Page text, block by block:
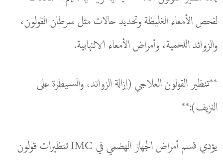
لفحص الأمعاء الغليظة وتحديد حالات مثل سرطان القولون،
والزوائد اللحمية، وأمراض الأمعاء الالتهابية.
**تنظير القولون العلاجي (إزالة الزوائد، والسيطرة على
النزيف):**
يؤدي قسم أمراض الجهاز الهضمي في IMC تنظيرات قولون